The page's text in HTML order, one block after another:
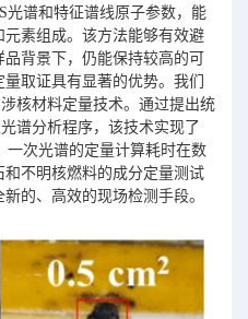
光谱和特征谱线原子参数，能
素组成。该方法能够有效避
背景下，仍能保持较高的可
取证具有显著的优势。我们
核材料定量技术。通过提出统
谱分析程序，该技术实现了
一次光谱的定量计算耗时在数
不明核燃料的成分定量测试
的、高效的现场检测手段。